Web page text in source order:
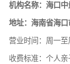
机构名称：海口
地址：海南省海
营业时间：周一
收费标准：个人